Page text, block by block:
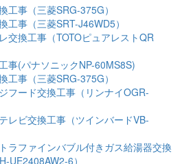
工事（三菱SRG-375G）
工事（三菱SRT-J46WD5）
交換工事（TOTOピュアレストQR
事(パナソニックNP-60MS8S)
工事（三菱SRG-375G）
フード交換工事（リンナイOGR-
レビ交換工事（ツインバードVB-
ラファインバブル付きガス給湯器交換
UE2408AW2-6）